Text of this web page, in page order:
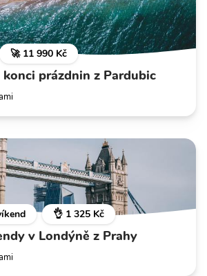
🚀 11 990 Kč
konci prázdnin z Pardubic
👌 1 325 Kč
v Londýně z Prahy